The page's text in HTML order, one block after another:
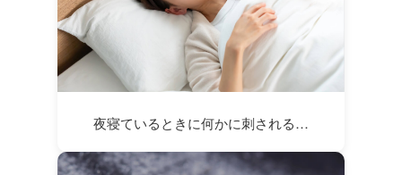
夜寝ているときに何かに刺される…